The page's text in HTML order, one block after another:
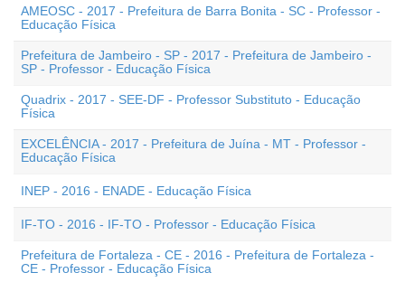
AMEOSC - 2017 - Prefeitura de Barra Bonita - SC - Professor -
Educação Física
Prefeitura de Jambeiro - SP - 2017 - Prefeitura de Jambeiro -
SP - Professor - Educação Física
Quadrix - 2017 - SEE-DF - Professor Substituto - Educação
Física
EXCELÊNCIA - 2017 - Prefeitura de Juína - MT - Professor -
Educação Física
INEP - 2016 - ENADE - Educação Física
IF-TO - 2016 - IF-TO - Professor - Educação Física
Prefeitura de Fortaleza - CE - 2016 - Prefeitura de Fortaleza -
CE - Professor - Educação Física